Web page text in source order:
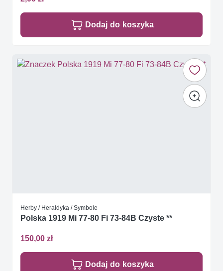
Dodaj do koszyka
Herby / Heraldyka / Symbole
Polska 1919 Mi 77-80 Fi 73-84B Czyste **
150,00 zł
Dodaj do koszyka